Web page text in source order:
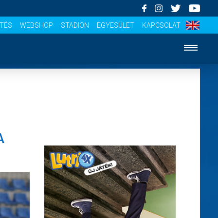
WEBSHOP STADION EGYESÜLET KAPCSOLAT